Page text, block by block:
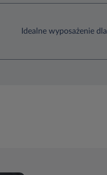
Idealne wyposażenie